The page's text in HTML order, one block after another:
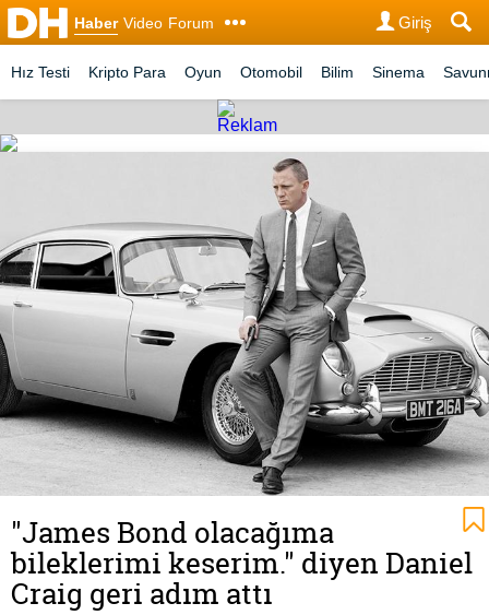
Haber Video Forum Giriş
Hız Testi Kripto Para Oyun Otomobil Bilim Sinema
"James Bond olacağıma
bileklerimi keserim." diyen Daniel
Craig geri adım attı